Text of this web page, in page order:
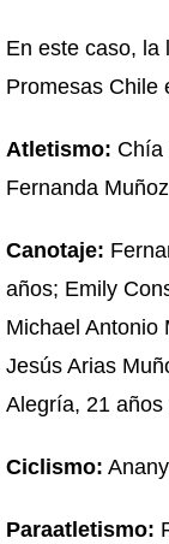
En este caso, la
Promesas Chile
Atletismo: Chía
Fernanda
Canotaje:
años; Emily
Michael Antonio
Jesús Arias
Alegría, 21
Ciclismo:
Paraatletismo: